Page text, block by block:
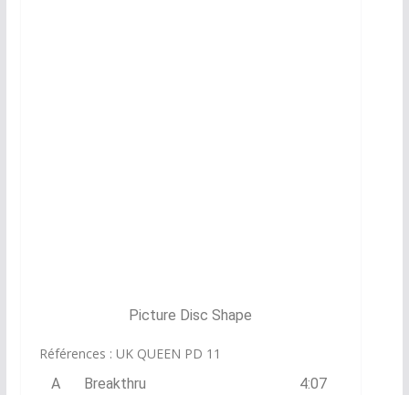
Picture Disc Shape
Références : UK QUEEN PD 11
A
Breakthru 4:07